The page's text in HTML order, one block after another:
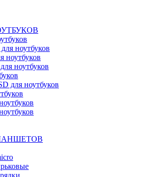
ноутбуков
ноутбуков
ноутбуков
для ноутбуков